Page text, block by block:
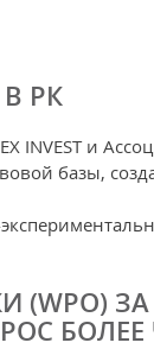
РК
INVEST и
базы,
ЗА
БОЛЕЕ